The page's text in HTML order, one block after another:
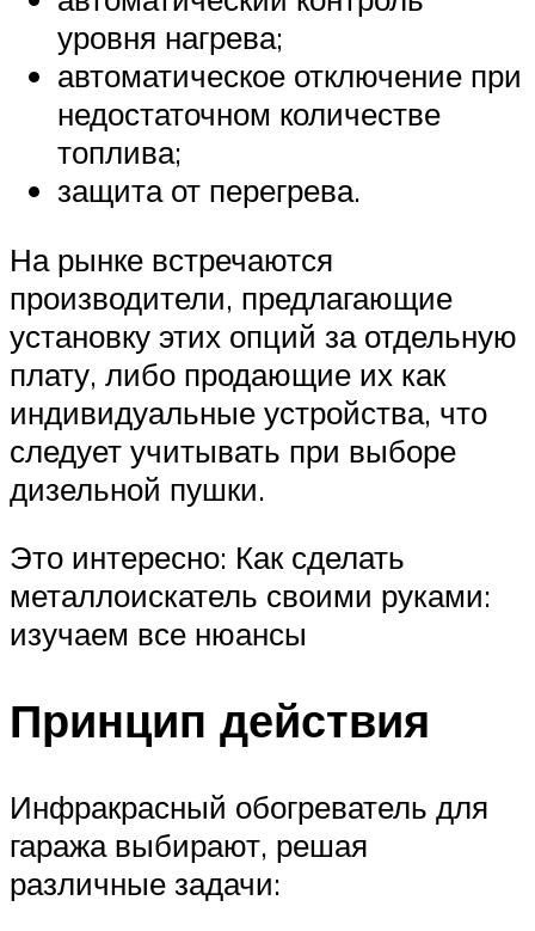
уровня нагрева;
автоматическое отключение при
недостаточном количестве
топлива;
защита от перегрева.
На рынке встречаются
производители, предлагающие
установку этих опций за отдельную
плату, либо продающие их как
индивидуальные устройства, что
следует учитывать при выборе
дизельной пушки.
Это интересно: Как сделать
металлоискатель своими руками:
изучаем все нюансы
Принцип действия
Инфракрасный обогреватель для
гаража выбирают, решая
различные задачи: